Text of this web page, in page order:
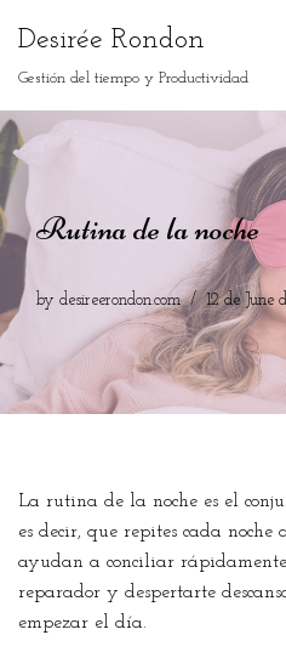
content
Desirée Rondon
Gestión del tiempo y Productividad
Rutina de la noche
by desireerondon.com 12 de June
La rutina de la noche es el
es decir, que repites cada
ayudan a conciliar rápidamente
reparador y despertarte
empezar el día.